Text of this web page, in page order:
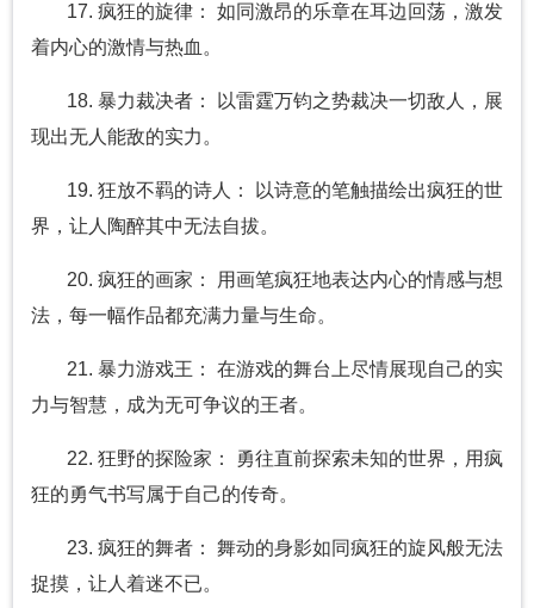
17. 疯狂的旋律： 如同激昂的乐章在耳边回荡，激发
着内心的激情与热血。
18. 暴力裁决者： 以雷霆万钧之势裁决一切敌人，展
现出无人能敌的实力。
19. 狂放不羁的诗人： 以诗意的笔触描绘出疯狂的世
界，让人陶醉其中无法自拔。
20. 疯狂的画家： 用画笔疯狂地表达内心的情感与想
法，每一幅作品都充满力量与生命。
21. 暴力游戏王： 在游戏的舞台上尽情展现自己的实
力与智慧，成为无可争议的王者。
22. 狂野的探险家： 勇往直前探索未知的世界，用疯
狂的勇气书写属于自己的传奇。
23. 疯狂的舞者： 舞动的身影如同疯狂的旋风般无法
捉摸，让人着迷不已。